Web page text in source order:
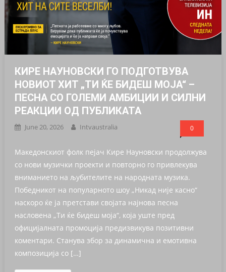
КИРЕ НАУНОВСКИ ГО ПОДГОТВУВА
НОВИОТ ХИТ „ТИ ЌЕ БИДЕШ МОЈА“ –
ПЕСНА СО ГОЛЕМИ АМБИЦИИ И СИЛНИ
РЕАКЦИИ ОД ПУБЛИКАТА
June 20, 2026 Intvaustralia 0
Македонскиот фолк пејач Кире Науновски продолжува
со нови музички проекти и повторно го привлекува
вниманието на љубителите на народната музика.
Победникот на популарното шоу „Никад није касно“
наскоро ќе ја претстави својата најнова песна
насловена „Ти ќе бидеш моја“, која уште пред
официјалната промоција предизвикува позитивни
коментари. Станува збор за динамична и емотивна
композиција со […]